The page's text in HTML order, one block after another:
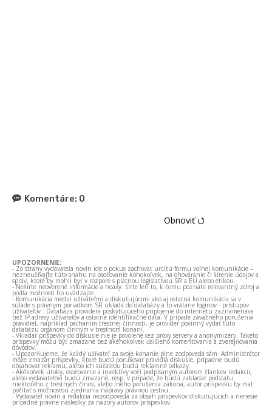
Komentáre: 0
Obnoviť ⭯
UPOZORNENIE:
- Zo strany vydavateľa novín ide o pokus zachovať určitú formu voľnej komunikácie –
nezneužívajte túto snahu na osočovanie kohokoľvek, na ohováranie či šírenie údajov a
správ, ktoré by mohli byť v rozpore s platnou legislatívou SR a EÚ alebo etikou.
- Nešírte neoverené informácie a hoaxy. Šírte len to, k čomu poznáte relevantný zdroj a
podľa možnosti ho uvádzajte.
- Komunikácia medzi užívateľmi a diskutujúcimi ako aj ostatná komunikácia sa v
súlade s právnym poriadkom SR ukladá do databázy a to vrátane loginov - prístupov
užívateľov . Databáza providera poskytujúceho pripojenie do internetu zaznamenáva
tiež IP adresy užívateľov a ostatné identifikačné dáta. V prípade závažného porušenia
pravidiel, napríklad páchaním trestnej činnosti, je provider povinný vydať túto
databázu orgánom činným v trestnom konaní.
- Vkladať príspevky do diskusie nie je povolené cez proxy servery a anonymizéry. Takéto
príspevky môžu byť zmazané bez akéhokoľvek ďalšieho komentovania a zverejňovania
dôvodov.
- Upozorňujeme, že každý užívateľ za svoje konanie plne zodpovedá sám. Administrátor
môže zmazať príspevky, ktoré budú porušovať pravidlá diskusie, prípadne budú
obsahovať reklamu, alebo ich súčasťou budú reklamné odkazy.
- Akékoľvek útoky, osočovanie a invektívy voči podpísaným autorom článkov redakcii,
alebo vydavateľovi budú zmazané, resp. v prípade, že budú zakladať podstatu
niektorého z trestných činov, alebo iného porušenia zákona, autor príspevku by mal
počítať s možnosťou zjednania nápravy právnou cestou.
- Vydavateľ novín a redakcia nezodpovedá za obsah príspevkov diskutujúcich a nenesie
prípadné právne následky za názory autorov príspevkov.